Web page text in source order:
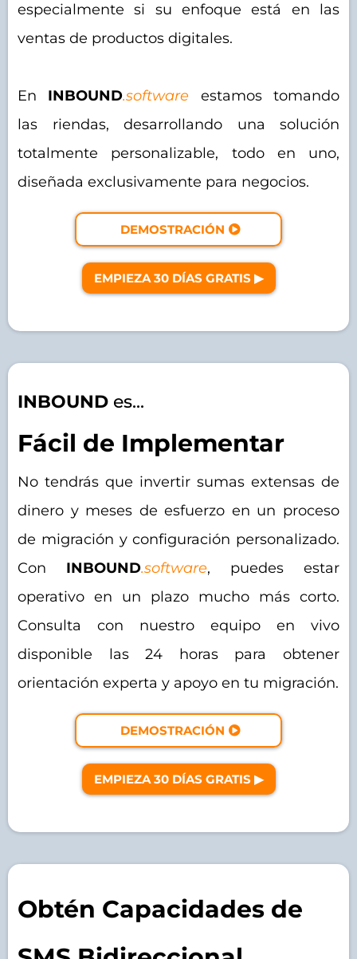
especialmente si su enfoque está en las
ventas de productos digitales.
En INBOUND.software estamos tomando
las riendas, desarrollando una solución
totalmente personalizable, todo en uno,
diseñada exclusivamente para negocios.
DEMOSTRACIÓN
EMPIEZA 30 DÍAS GRATIS ▶︎
INBOUND es...
Fácil de Implementar
No tendrás que invertir sumas extensas de
dinero y meses de esfuerzo en un proceso
de migración y configuración personalizado.
Con INBOUND.software, puedes estar
operativo en un plazo mucho más corto.
Consulta con nuestro equipo en vivo
disponible las 24 horas para obtener
orientación experta y apoyo en tu migración.
DEMOSTRACIÓN
EMPIEZA 30 DÍAS GRATIS ▶︎
Obtén Capacidades de